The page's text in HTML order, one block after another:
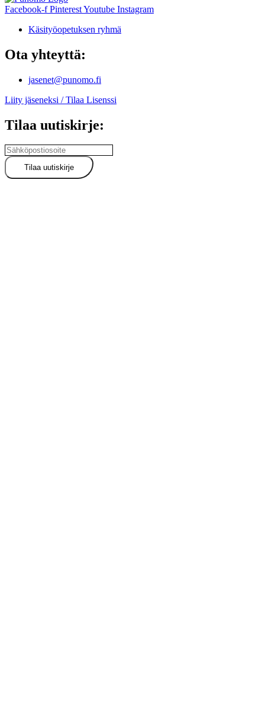
Facebook-f PinterestYoutube Instagram
Käsityöopetuksen ryhmä
Ota yhteyttä:
jasenet@punomo.fi
Liity jäseneksi / Tilaa Lisenssi
Tilaa uutiskirje: